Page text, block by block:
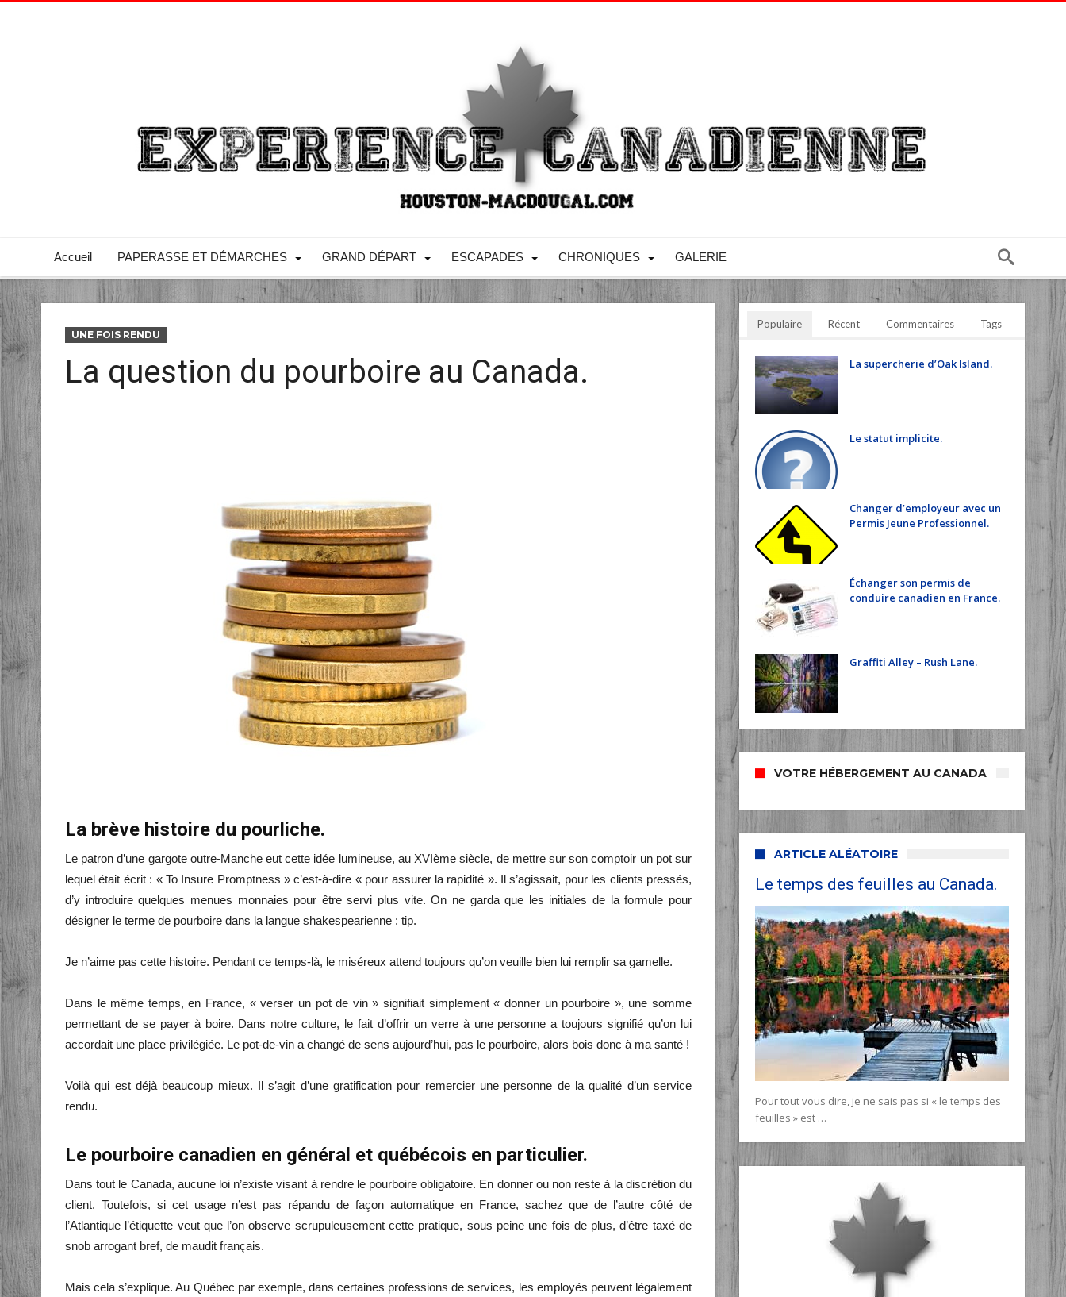
Accueil PAPERASSE ET DÉMARCHES GRAND DÉPART ESCAPADES CHRONIQUES GALERIE
UNE FOIS RENDU
La question du pourboire au Canada.
La brève histoire du pourliche.
Le patron d’une gargote outre-Manche eut cette idée lumineuse, au XVIème siècle, de mettre sur son comptoir un pot sur
lequel était écrit : « To Insure Promptness » c’est-à-dire « pour assurer la rapidité ». Il s’agissait, pour les clients pressés,
d’y introduire quelques menues monnaies pour être servi plus vite. On ne garda que les initiales de la formule pour
désigner le terme de pourboire dans la langue shakespearienne : tip.
Je n’aime pas cette histoire. Pendant ce temps-là, le miséreux attend toujours qu’on veuille bien lui remplir sa gamelle.
Dans le même temps, en France, « verser un pot de vin » signifiait simplement « donner un pourboire », une somme
permettant de se payer à boire. Dans notre culture, le fait d’offrir un verre à une personne a toujours signifié qu’on lui
accordait une place privilégiée. Le pot-de-vin a changé de sens aujourd’hui, pas le pourboire, alors bois donc à ma santé !
Voilà qui est déjà beaucoup mieux. Il s’agit d’une gratification pour remercier une personne de la qualité d’un service
rendu.
Le pourboire canadien en général et québécois en particulier.
Dans tout le Canada, aucune loi n’existe visant à rendre le pourboire obligatoire. En donner ou non reste à la discrétion du
client. Toutefois, si cet usage n’est pas répandu de façon automatique en France, sachez que de l’autre côté de
l’Atlantique l’étiquette veut que l’on observe scrupuleusement cette pratique, sous peine une fois de plus, d’être taxé de
snob arrogant bref, de maudit français.
Mais cela s’explique. Au Québec par exemple, dans certaines professions de services, les employés peuvent légalement
Populaire Récent Commentaires Tags
La supercherie d’Oak Island.
Le statut implicite.
Changer d’employeur avec un
Permis Jeune Professionnel.
Échanger son permis de
conduire canadien en France.
Graffiti Alley – Rush Lane.
VOTRE HÉBERGEMENT AU CANADA
ARTICLE ALÉATOIRE
Le temps des feuilles au Canada.
Pour tout vous dire, je ne sais pas si « le temps des
feuilles » est …